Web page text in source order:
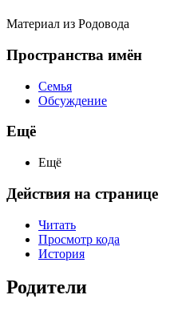
Материал из Родовода
Пространства имён
Семья
Обсуждение
Ещё
Ещё
Действия на странице
Читать
Просмотр кода
История
Родители